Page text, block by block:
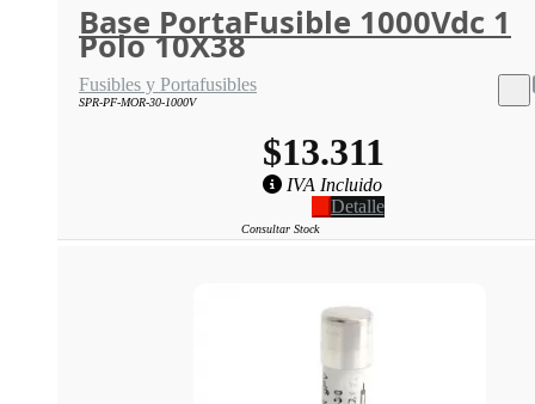
Base PortaFusible 1000Vdc 1
Polo 10X38
Fusibles y Portafusibles
SPR-PF-MOR-30-1000V
$13.311
IVA Incluido
Detalle
Consultar Stock